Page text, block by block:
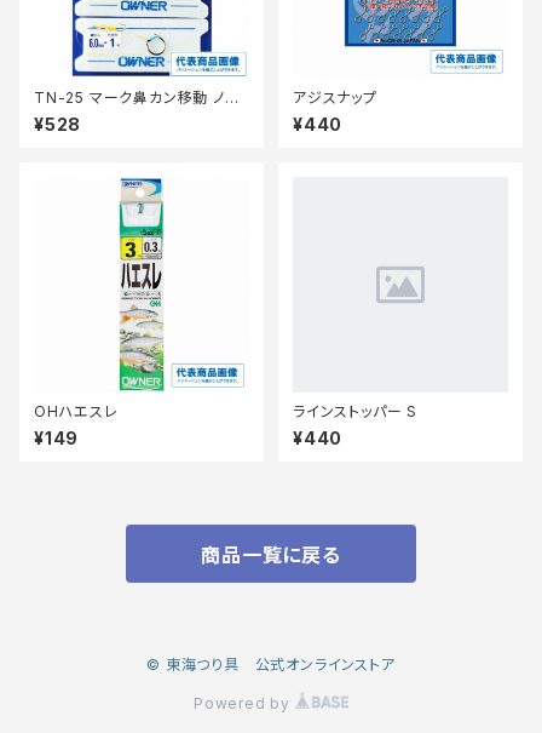
TN-25 マーク鼻カン移動 ノー
マル 6
¥528
アジスナップ
¥440
OHハエスレ
¥149
ラインストッパー S
¥440
商品一覧に戻る
© 東海つり具 公式オンラインストア
Powered by